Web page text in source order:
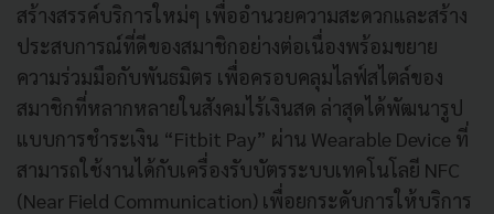
สร้างสรรค์บริการใหม่ๆ เพื่ออำนวยความสะดวกและสร้าง
ประสบการณ์ที่ดีของสมาชิกอย่างต่อเนื่องพร้อมขยาย
ความร่วมมือกับพันธมิตร เพื่อครอบคลุมไลฟ์สไตล์ของ
สมาชิกที่หลากหลายในสังคมไร้เงินสด ล่าสุดได้พัฒนารูป
แบบการชำระเงิน “Fitbit Pay” ผ่าน Wearable Device ที่
สามารถใช้งานได้กับเครื่องรับบัตรระบบเทคโนโลยี NFC
(Near Field Communication) เพื่อยกระดับการให้บริการ